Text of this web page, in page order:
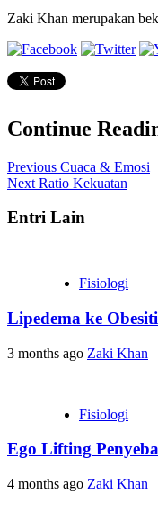
Zaki Khan merupakan
Continue
Previous Cuaca & Emosi
Next Ratio Kekuatan
Entri Lain
Fisiologi
Lipedema ke
3 months ago Zaki Khan
Fisiologi
Ego Lifting
4 months ago Zaki Khan